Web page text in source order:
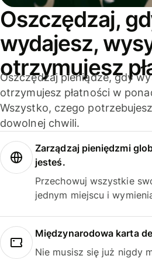
Oszczędzaj,
wydajesz,
otrzymujesz
Oszczędzaj pieniądze, gdy
otrzymujesz płatności w
Wszystko, czego
dowolnej chwili.
Zarządzaj pieniędzmi
jesteś.
Przechowuj wszystkie
jednym miejscu i
Międzynarodowa karta
Nie musisz się już nigdy